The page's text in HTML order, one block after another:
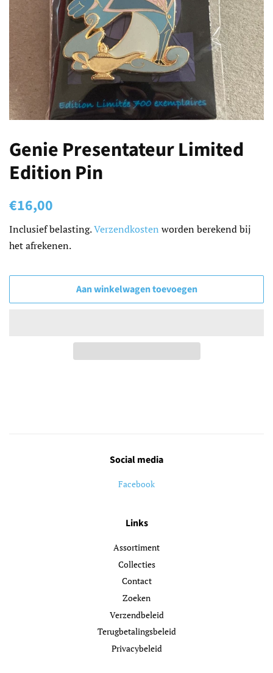
Genie Presentateur Limited
Edition Pin
Normale
€16,00
Inclusief belasting.Verzendkosten worden berekend bij
het afrekenen.
Aan winkelwagen toevoegen
Social media
Facebook
Links
Assortiment
Collecties
Contact
Zoeken
Verzendbeleid
Terugbetalingsbeleid
Privacybeleid